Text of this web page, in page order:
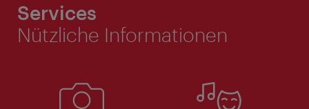
Services
Nützliche Informationen